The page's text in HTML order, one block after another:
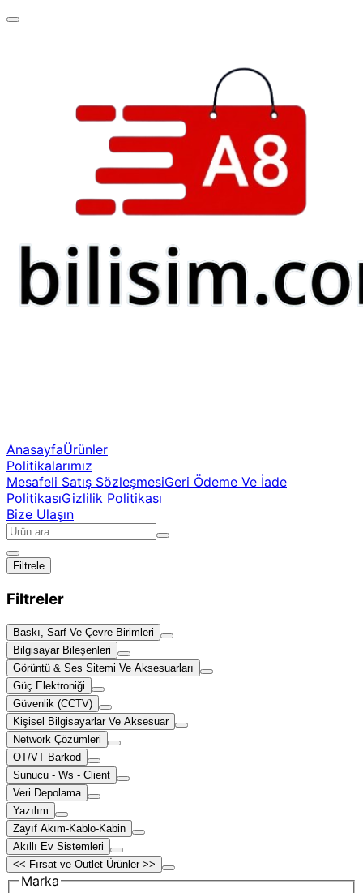
AnasayfaÜrünler
Politikalarımız
Mesafeli Satış SözleşmesiGeri Ödeme Ve İade
PolitikasıGizlilik Politikası
Bize Ulaşın
Filtrele
Filtreler
Baskı, Sarf Ve Çevre Birimleri
Bilgisayar Bileşenleri
Görüntü & Ses Sitemi Ve Aksesuarları
Güç Elektroniği
Güvenlik (CCTV)
Kişisel Bilgisayarlar Ve Aksesuar
Network Çözümleri
OT/VT Barkod
Sunucu - Ws - Client
Veri Depolama
Yazılım
Zayıf Akım-Kablo-Kabin
Akıllı Ev Sistemleri
<< Fırsat ve Outlet Ürünler >>
Marka